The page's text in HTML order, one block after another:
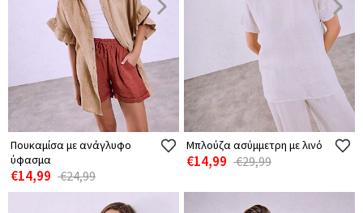
Πουκαμίσα με ανάγλυφο
ύφασμα
€14,99 €24,99
Μπλούζα ασύμμετρη με λινό
€14,99 €29,99